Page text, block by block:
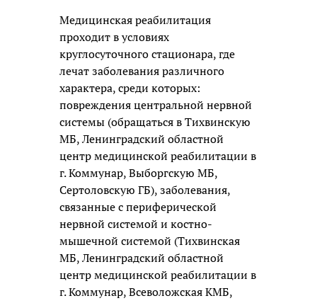
Медицинская реабилитация
проходит в условиях
круглосуточного стационара, где
лечат заболевания различного
характера, среди которых:
повреждения центральной нервной
системы (обращаться в Тихвинскую
МБ, Ленинградский областной
центр медицинской реабилитации в
г. Коммунар, Выборгскую МБ,
Сертоловскую ГБ), заболевания,
связанные с периферической
нервной системой и костно-
мышечной системой (Тихвинская
МБ, Ленинградский областной
центр медицинской реабилитации в
г. Коммунар, Всеволожская КМБ,